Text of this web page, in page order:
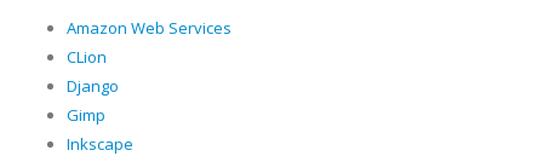
Amazon Web Services
CLion
Django
Gimp
Inkscape